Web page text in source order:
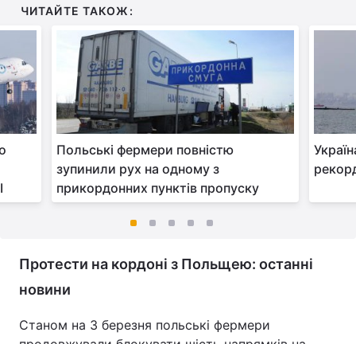
ЧИТАЙТЕ ТАКОЖ:
Польські фермери повністю
зупинили рух на одному з
прикордонних пунктів пропуску
Протести на кордоні з Польщею: останні
новини
Станом на 3 березня польські фермери